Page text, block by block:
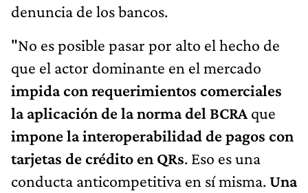
denuncia de los bancos.
"No es posible pasar por alto el hecho de
que el actor dominante en el mercado
impida con requerimientos comerciales
la aplicación de la norma del BCRA que
impone la interoperabilidad de pagos con
tarjetas de crédito en QRs. Eso es una
conducta anticompetitiva en sí misma.Una